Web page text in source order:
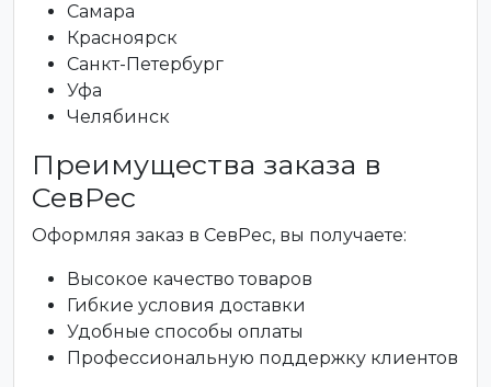
Самара
Красноярск
Санкт-Петербург
Уфа
Челябинск
Преимущества заказа в
СевРес
Оформляя заказ в СевРес, вы получаете:
Высокое качество товаров
Гибкие условия доставки
Удобные способы оплаты
Профессиональную поддержку клиентов